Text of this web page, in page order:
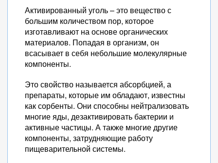
Активированный уголь – это вещество с
большим количеством пор, которое
изготавливают на основе органических
материалов. Попадая в организм, он
всасывает в себя небольшие молекулярные
компоненты.
Это свойство называется абсорбцией, а
препараты, которые им обладают, известны
как сорбенты. Они способны нейтрализовать
многие яды, дезактивировать бактерии и
активные частицы. А также многие другие
компоненты, затрудняющие работу
пищеварительной системы.